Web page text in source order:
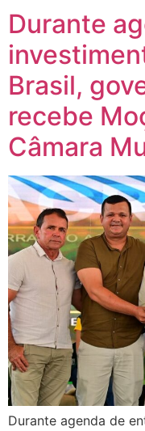
Durante
Brasil,
recebe
Câmara
Durante agenda de